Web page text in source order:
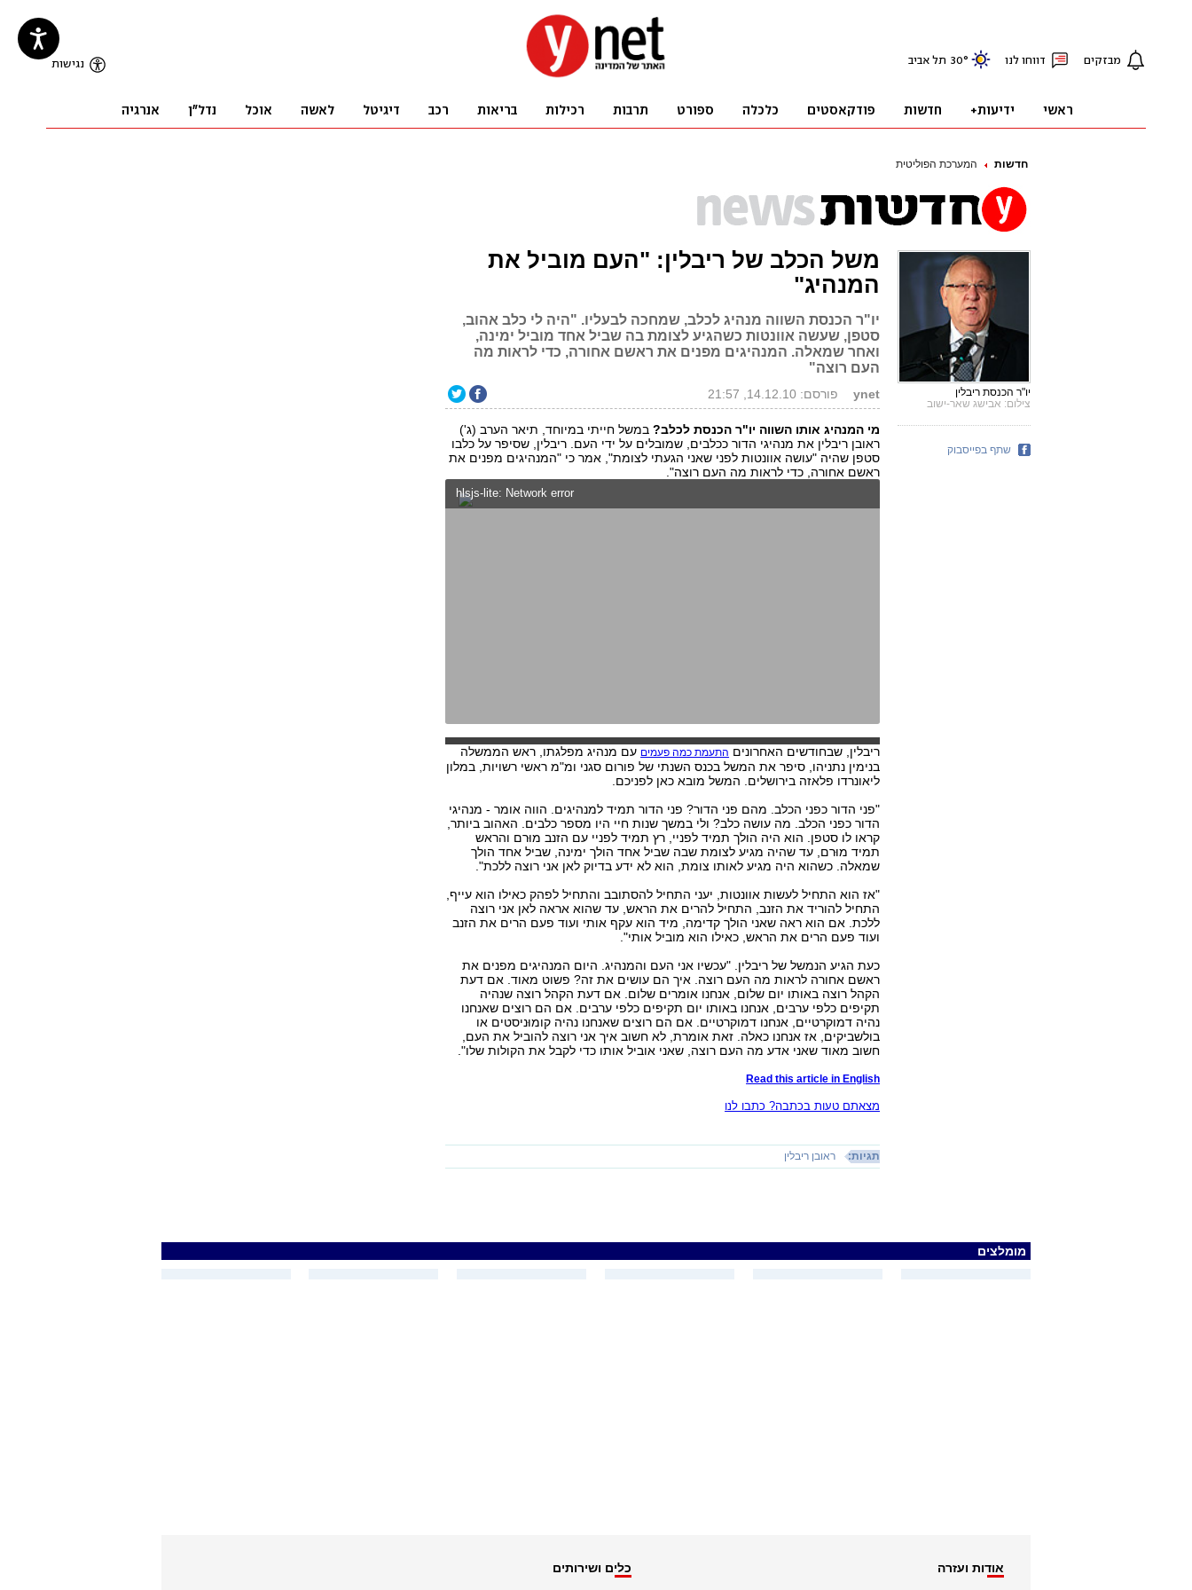
חדשות המערכת הפוליטית
משל הכלב של ריבלין: "העם מוביל את
המנהיג"
יו"ר הכנסת השווה מנהיג לכלב, שמחכה לבעליו. "היה לי כלב אהוב,
סטפן, שעשה אוונטות כשהגיע לצומת בה שביל אחד מוביל ימינה,
ואחר שמאלה. המנהיגים מפנים את ראשם אחורה, כדי לראות מה
העם רוצה"
ynet פורסם: 14.12.10, 21:57
מי המנהיג אותו השווה יו"ר הכנסת לכלב?במשל חייתי במיוחד, תיאר הערב (ג')
ראובן ריבלין את מנהיגי הדור ככלבים, שמובלים על ידי העם. ריבלין, שסיפר על כלבו
סטפן שהיה "עושה אוונטות לפני שאני הגעתי לצומת", אמר כי "המנהיגים מפנים את
ראשם אחורה, כדי לראות מה העם רוצה".
hlsjs-lite: Network error
ריבלין, שבחודשים האחרונים התעמת כמה פעמים עם מנהיג מפלגתו, ראש הממשלה
בנימין נתניהו, סיפר את המשל בכנס השנתי של פורום סגני ומ"מ ראשי רשויות, במלון
ליאונרדו פלאזה בירושלים. המשל מובא כאן לפניכם.
"פני הדור כפני הכלב. מהם פני הדור? פני הדור תמיד למנהיגים. הווה אומר - מנהיגי
הדור כפני הכלב. מה עושה כלב? ולי במשך שנות חיי היו מספר כלבים. האהוב ביותר,
קראו לו סטפן. הוא היה הולך תמיד לפניי, רץ תמיד לפניי עם הזנב מוּרם והראש
תמיד מוּרם, עד שהיה מגיע לצומת שבה שביל אחד הולך ימינה, שביל אחד הולך
שמאלה. כשהוא היה מגיע לאותו צומת, הוא לא ידע בדיוק לאן אני רוצה ללכת".
"אז הוא התחיל לעשות אוונטות, יעני התחיל להסתובב והתחיל לפהק כאילו הוא עייף,
התחיל להוריד את הזנב, התחיל להרים את הראש, עד שהוא אראה לאן אני רוצה
ללכת. אם הוא ראה שאני הולך קדימה, מיד הוא עקף אותי ועוד פעם הרים את הזנב
ועוד פעם הרים את הראש, כאילו הוא מוביל אותי".
כעת הגיע הנמשל של ריבלין. "עכשיו אני העם והמנהיג. היום המנהיגים מפנים את
ראשם אחורה לראות מה העם רוצה. איך הם עושים את זה? פשוט מאוד. אם דעת
הקהל רוצה באותו יום שלום, אנחנו אומרים שלום. אם דעת הקהל רוצה שנהיה
תקיפים כלפי ערבים, אנחנו באותו יום תקיפים כלפי ערבים. אם הם רוצים שאנחנו
נהיה דמוקרטיים, אנחנו דמוקרטיים. אם הם רוצים שאנחנו נהיה קומוּניסטים או
בולשביקים, אז אנחנו כאלה. זאת אומרת, לא חשוב איך אני רוצה להוביל את העם,
חשוב מאוד שאני אדע מה העם רוצה, שאני אוביל אותו כדי לקבל את הקולות שלו".
Read this article in English
מצאתם טעות בכתבה? כתבו לנו
תגיות: ראובן ריבלין
יו"ר הכנסת ריבלין
צילום: אבישג שאר-ישוב
שתף בפייסבוק
מומלצים
אודות ועזרה כלים ושירותים